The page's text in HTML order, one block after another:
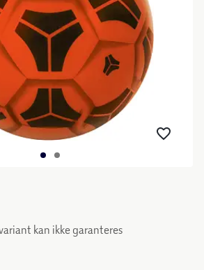
kan ikke garanteres